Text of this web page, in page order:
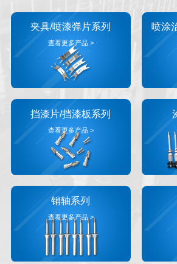
夹具/喷漆弹片系列
查看更多产品 >
喷涂
挡漆片/挡漆板系列
查看更多产品 >
销轴系列
查看更多产品 >